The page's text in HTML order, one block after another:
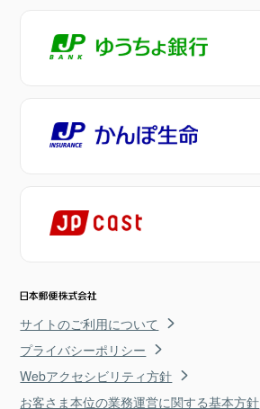
サイトのご利用について
プライバシーポリシー
Webアクセシビリティ方針
お客さま本位の業務運営に関する基本方針